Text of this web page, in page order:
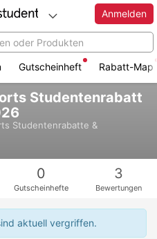
Anmelden
Gutscheinheft Rabatt-Map
Studentenrabatt
Studentenrabatte &
0
Gutscheinhefte
3
Bewertungen
aktuell vergriffen.